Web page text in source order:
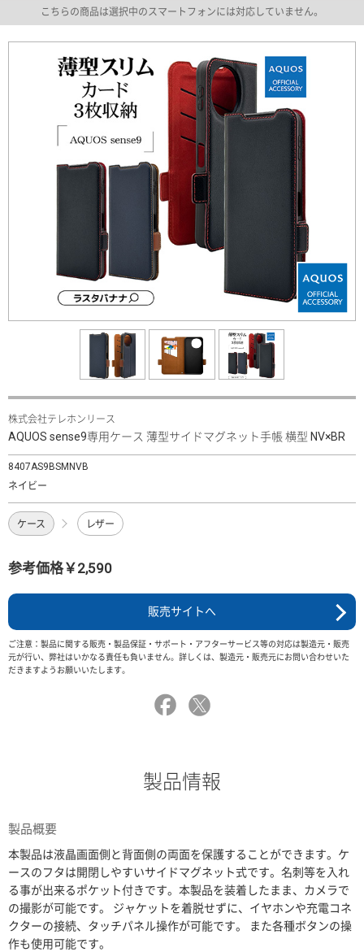
こちらの商品は選択中のスマートフォンには対応していません。
株式会社テレホンリース
AQUOS sense9専用ケース 薄型サイドマグネット手帳 横型 NV×BR
8407AS9BSMNVB
ネイビー
ケース レザー
参考価格￥2,590
販売サイトへ
ご注意：製品に関する販売・製品保証・サポート・アフターサービス等の対応は製造元・販売
元が行い、弊社はいかなる責任も負いません。詳しくは、製造元・販売元にお問い合わせいた
だきますようお願いいたします。
製品情報
製品概要
本製品は液晶画面側と背面側の両面を保護することができます。ケ
ースのフタは開閉しやすいサイドマグネット式です。名刺等を入れ
る事が出来るポケット付きです。本製品を装着したまま、カメラで
の撮影が可能です。 ジャケットを着脱せずに、イヤホンや充電コネ
クターの接続、タッチパネル操作が可能です。 また各種ボタンの操
作も使用可能です。